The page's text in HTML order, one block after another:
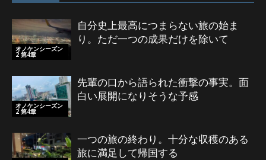
オノケンシーズン
2 第4章
自分史上最高につまらない旅の始ま
り。ただ一つの成果だけを除いて
オノケンシーズン
2 第4章
先輩の口から語られた衝撃の事実。面
白い展開になりそうな予感
一つの旅の終わり。十分な収穫のある
旅に満足して帰国する